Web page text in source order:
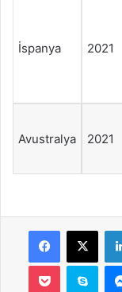
İspanya 2021
Avustralya 2021
Facebook
X
Pocket